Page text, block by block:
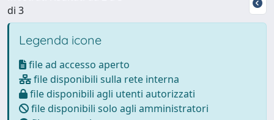
di 3
Legenda icone
file ad accesso aperto
file disponibili sulla rete interna
file disponibili agli utenti autorizzati
file disponibili solo agli amministratori